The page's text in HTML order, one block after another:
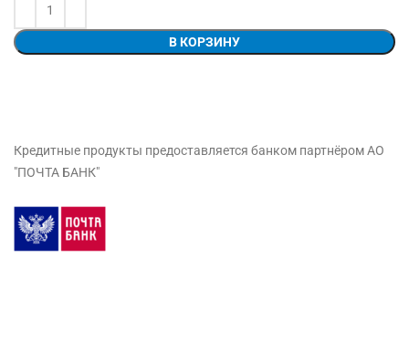
В КОРЗИНУ
Кредитные продукты предоставляется банком партнёром АО
"ПОЧТА БАНК"